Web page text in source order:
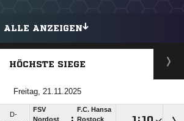
ALLE ANZEIGEN
HÖCHSTE SIEGE
Freitag, 21.11.2025
D-
FSV
Nordost
F.C. Hansa
Rostock